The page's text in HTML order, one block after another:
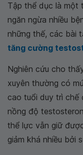
Tập thể dục là một
ngăn ngừa nhiều
những thế, các bài
tăng cường
Nghiên cứu cho
xuyên thường có
cao tuổi duy trì chế
nồng độ
thể lực vẫn giữ
giảm khá nhiều bởi